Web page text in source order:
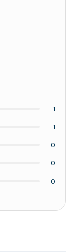
1
1
0
0
0